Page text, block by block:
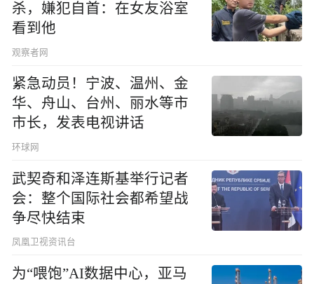
杀，嫌犯自首：在女友浴室
看到他
观察者网
紧急动员！宁波、温州、金
华、舟山、台州、丽水等市
市长，发表电视讲话
环球网
武契奇和泽连斯基举行记者
会：整个国际社会都希望战
争尽快结束
凤凰卫视资讯台
为“喂饱”AI数据中心，亚马